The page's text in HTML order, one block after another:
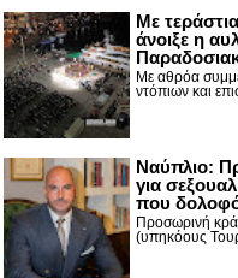
Με
άνοιξε η
Με αθρόα
ντόπιων και
Ναύπλιο:
για
που
Προσωρινή
(υπηκόους